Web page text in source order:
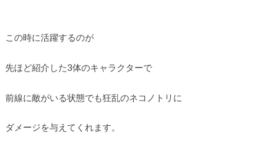
この時に活躍するのが
先ほど紹介した3体のキャラクターで
前線に敵がいる状態でも狂乱のネコノトリに
ダメージを与えてくれます。